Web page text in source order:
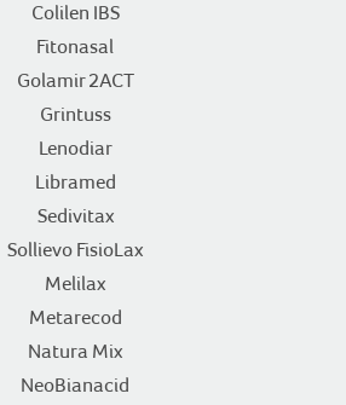
Colilen IBS
Fitonasal
Golamir 2ACT
Grintuss
Lenodiar
Libramed
Sedivitax
Sollievo FisioLax
Melilax
Metarecod
Natura Mix
NeoBianacid